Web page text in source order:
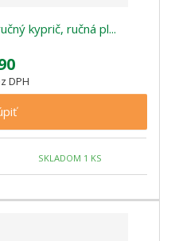
kyprič, ručná pl...
DPH
SKLADOM 1 KS